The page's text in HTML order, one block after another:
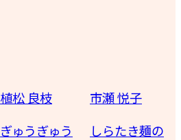
市瀬 悦子
しらたき麺の
みない きぬこ
キウィ＆パイ